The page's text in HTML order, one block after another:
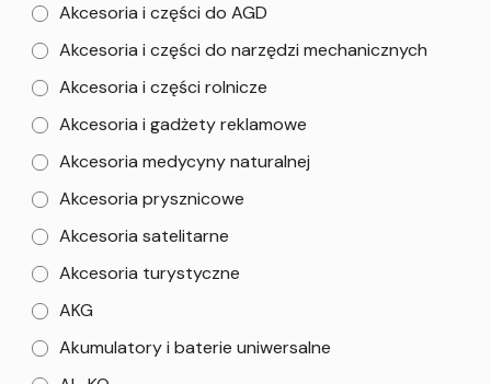
Akcesoria i części do AGD
Akcesoria i części do narzędzi mechanicznych
Akcesoria i części rolnicze
Akcesoria i gadżety reklamowe
Akcesoria medycyny naturalnej
Akcesoria prysznicowe
Akcesoria satelitarne
Akcesoria turystyczne
AKG
Akumulatory i baterie uniwersalne